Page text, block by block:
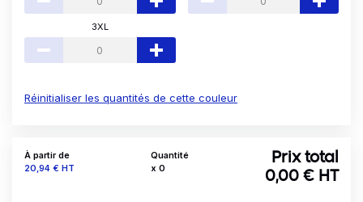
3XL
Réinitialiser les quantités de cette couleur
À partir de
Prix
20,94 € HT
Quantité
x 0
Prix total
0,00 € HT